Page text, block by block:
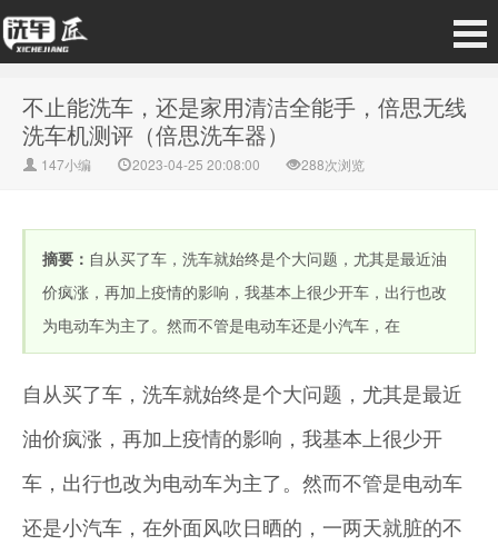
不止能洗车，还是家用清洁全能手，倍思无线
洗车机测评（倍思洗车器）
147小编 2023-04-25 20:08:00 288次浏览
摘要： 自从买了车，洗车就始终是个大问题，尤其是最近油
价疯涨，再加上疫情的影响，我基本上很少开车，出行也改
为电动车为主了。然而不管是电动车还是小汽车，在
自从买了车，洗车就始终是个大问题，尤其是最近
油价疯涨，再加上疫情的影响，我基本上很少开
车，出行也改为电动车为主了。然而不管是电动车
还是小汽车，在外面风吹日晒的，一两天就脏的不